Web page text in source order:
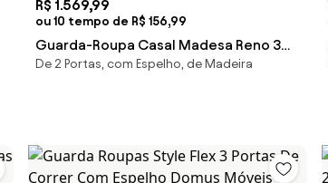
R$ 1.569,99
ou 10 tempo de R$ 156,99
Guarda-Roupa Casal Madesa Reno 3
Portas de Correr com Espelhos
De 2 Portas, com Espelho, de Madeira